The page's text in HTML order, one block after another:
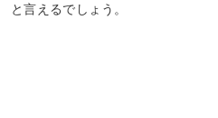
と言えるでしょう。